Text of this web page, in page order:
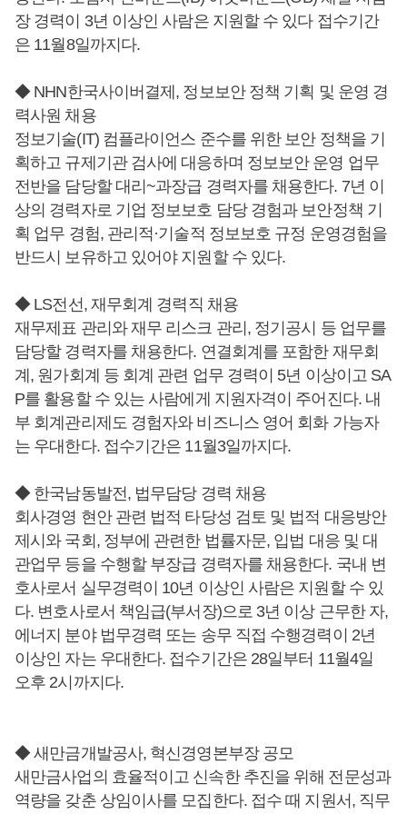
장 경력이 3년 이상인 사람은 지원할 수 있다 접수기간
은 11월8일까지다.
◆ NHN한국사이버결제, 정보보안 정책 기획 및 운영 경
력사원 채용
정보기술(IT) 컴플라이언스 준수를 위한 보안 정책을 기
획하고 규제기관 검사에 대응하며 정보보안 운영 업무
전반을 담당할 대리~과장급 경력자를 채용한다. 7년 이
상의 경력자로 기업 정보보호 담당 경험과 보안정책 기
획 업무 경험, 관리적·기술적 정보보호 규정 운영경험을
반드시 보유하고 있어야 지원할 수 있다.
◆ LS전선, 재무회계 경력직 채용
재무제표 관리와 재무 리스크 관리, 정기공시 등 업무를
담당할 경력자를 채용한다. 연결회계를 포함한 재무회
계, 원가회계 등 회계 관련 업무 경력이 5년 이상이고 SA
P를 활용할 수 있는 사람에게 지원자격이 주어진다. 내
부 회계관리제도 경험자와 비즈니스 영어 회화 가능자
는 우대한다. 접수기간은 11월3일까지다.
◆ 한국남동발전, 법무담당 경력 채용
회사경영 현안 관련 법적 타당성 검토 및 법적 대응방안
제시와 국회, 정부에 관련한 법률자문, 입법 대응 및 대
관업무 등을 수행할 부장급 경력자를 채용한다. 국내 변
호사로서 실무경력이 10년 이상인 사람은 지원할 수 있
다. 변호사로서 책임급(부서장)으로 3년 이상 근무한 자,
에너지 분야 법무경력 또는 송무 직접 수행경력이 2년
이상인 자는 우대한다. 접수기간은 28일부터 11월4일
오후 2시까지다.
◆ 새만금개발공사, 혁신경영본부장 공모
새만금사업의 효율적이고 신속한 추진을 위해 전문성과
역량을 갖춘 상임이사를 모집한다. 접수 때 지원서, 직무